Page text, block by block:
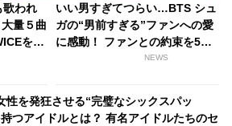
歌われ
量５曲
を抑
はあの
いい男すぎてつらい…BTS シュ
ガの“男前すぎる”ファンへの愛
に感動！ ファンとの約束を5年
間守り続けた彼が見せた“最高の
ちていく人が続出
NEWS
性を発狂させる“完璧なシックスパッ
つアイドルとは？ 有名アイドルたちのセ